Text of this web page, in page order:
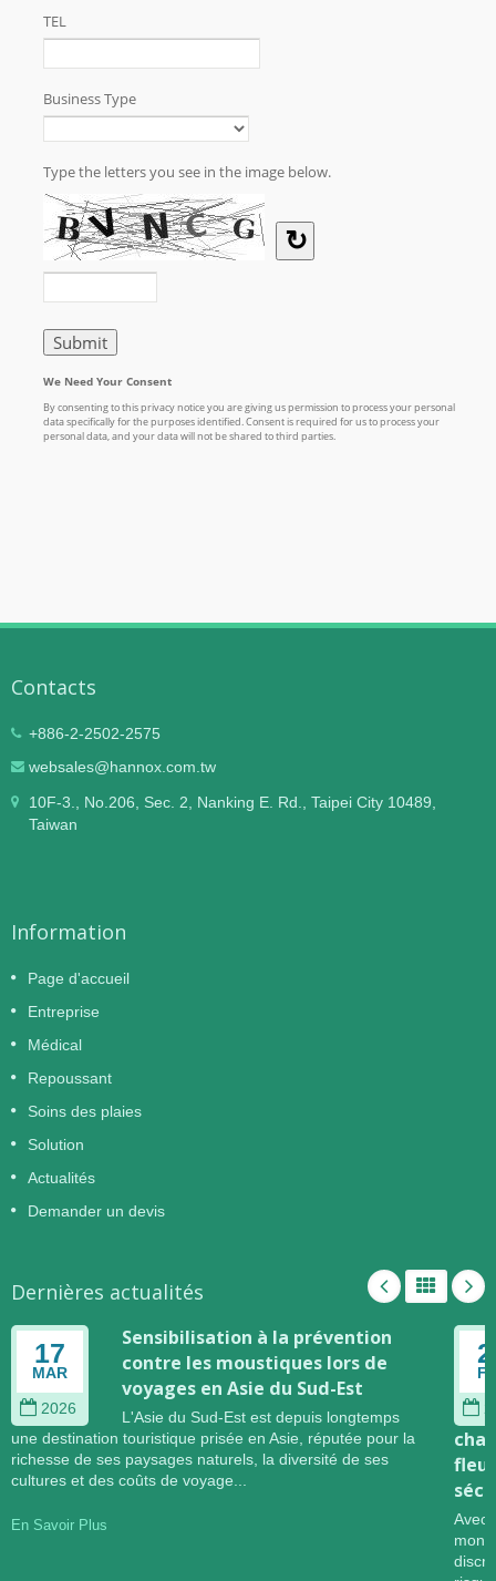
Contacts
+886-2-2502-2575
websales@hannox.com.tw
10F-3., No.206, Sec. 2, Nanking E. Rd., Taipei City 10489,
Taiwan
Information
Page d'accueil
Entreprise
Médical
Repoussant
Soins des plaies
Solution
Actualités
Demander un devis
Dernières actualités
17
MAR
2026
Sensibilisation à la prévention
contre les moustiques lors de
voyages en Asie du Sud-Est
L'Asie du Sud-Est est depuis longtemps
une destination touristique prisée en Asie, réputée pour la
richesse de ses paysages naturels, la diversité de ses
cultures et des coûts de voyage...
En Savoir Plus
Avec